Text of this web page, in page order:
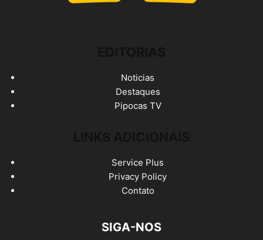
Noticias
Destaques
Pipocas TV
Service Plus
Privacy Policy
Contato
SIGA-NOS